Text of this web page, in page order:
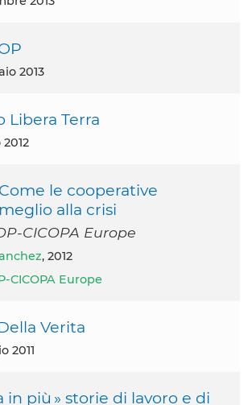
2013
Libera Terra
le cooperative
alla crisi
CICOPA Europe
, 2012
CICOPA Europe
Verita
2011
in più » storie di lavoro e di